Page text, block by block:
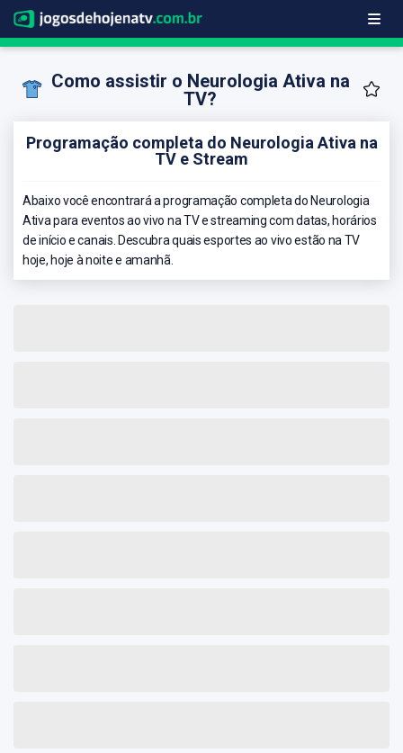
Como assistir o Neurologia Ativa na
TV?
Programação completa do Neurologia Ativa na
TV e Stream
Abaixo você encontrará a programação completa do Neurologia
Ativa para eventos ao vivo na TV e streaming com datas, horários
de início e canais. Descubra quais esportes ao vivo estão na TV
hoje, hoje à noite e amanhã.